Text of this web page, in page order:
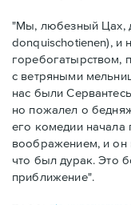
"Мы, любезный Цах,
donquischotienen), и
горебогатырством,
с ветряными
нас были
но пожалел о
его комедии начала
воображением, и он
что был дурак. Это
приближение".